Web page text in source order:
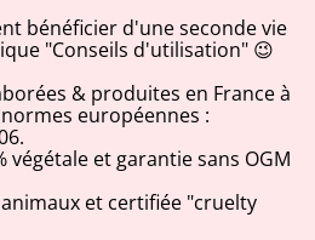
bénéficier d'une seconde vie
"Conseils d'utilisation" 😉
& produites en France à
européennes :
végétale et garantie sans OGM
et certifiée "cruelty